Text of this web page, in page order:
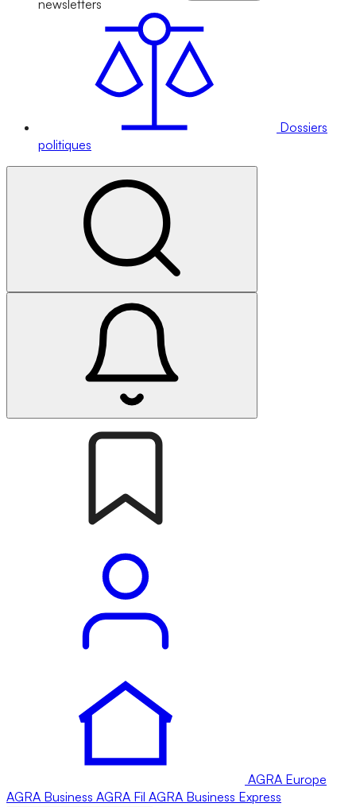
newsletters
Dossiers
politiques
AGRA Europe
AGRA Business AGRA Fil AGRA Business Express